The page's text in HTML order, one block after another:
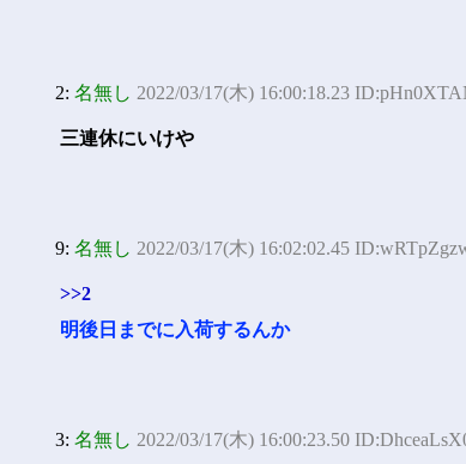
2: 名無し 2022/03/17(木) 16:00:18.23
三連休にいけや
9: 名無し 2022/03/17(木) 16:02:02.45
>>2
明後日までに入荷するんか
3: 名無し 2022/03/17(木) 16:00:23.50